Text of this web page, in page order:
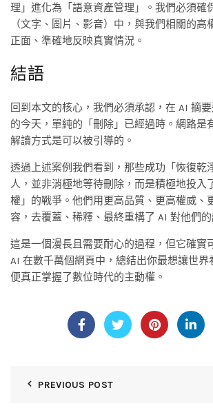
理」進化為「語意資產管理」。我們必須確
（文字、圖片、影音）中，與我們相關的高
正面、準確地反映真實情況。
結語
回到本文的核心，我們必須承認，在 AI 摘
的今天，單純的「刪除」已經過時。網路是
解讀方式是可以被引導的。
透過上述案例我們看到，那些成功「恢復乾
人，並非消極地等待刪除，而是積極地投入
權」的戰爭。他們用更高品質、更高權威、
容，去覆蓋、稀釋、最終重構了 AI 對他們的
這是一個漫長且需要耐心的過程，但它確實
AI 在數千萬個網頁中，總結出你最想讓世界
便真正掌握了數位時代的主動權。
PREVIOUS POST